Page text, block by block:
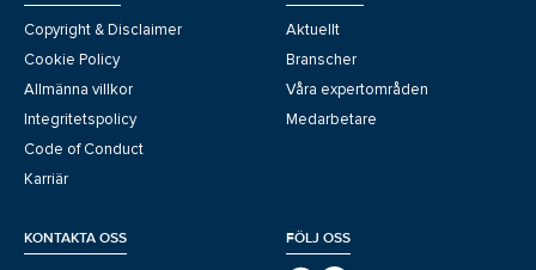
Copyright & Disclaimer
Cookie Policy
Allmänna villkor
Integritetspolicy
Code of Conduct
Karriär
Aktuellt
Branscher
Våra expertområden
Medarbetare
KONTAKTA OSS FÖLJ OSS